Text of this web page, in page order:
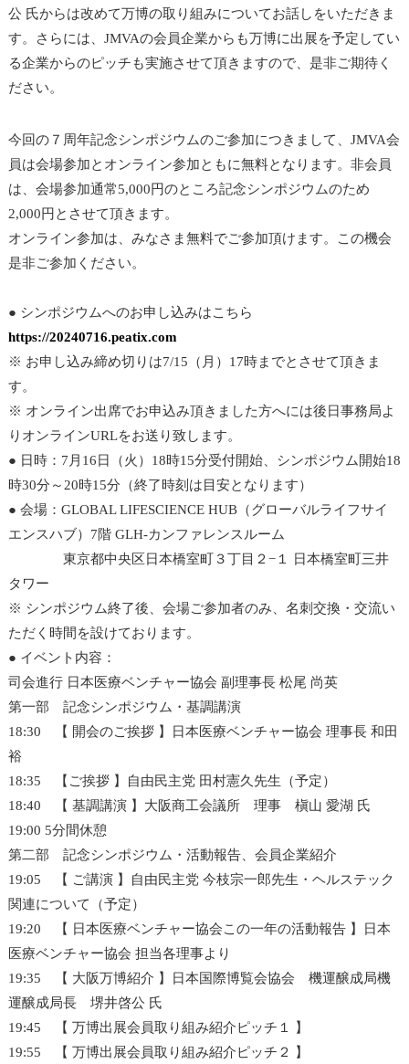
公 氏からは改めて万博の取り組みについてお話しをいただきま
す。さらには、JMVAの会員企業からも万博に出展を予定してい
る企業からのピッチも実施させて頂きますので、是非ご期待く
ださい。
今回の７周年記念シンポジウムのご参加につきまして、JMVA会
員は会場参加とオンライン参加ともに無料となります。非会員
は、会場参加通常5,000円のところ記念シンポジウムのため
2,000円とさせて頂きます。
オンライン参加は、みなさま無料でご参加頂けます。この機会
是非ご参加ください。
● シンポジウムへのお申し込みはこちら
https://20240716.peatix.com
※ お申し込み締め切りは7/15（月）17時までとさせて頂きま
す。
※ オンライン出席でお申込み頂きました方へには後日事務局よ
りオンラインURLをお送り致します。
● 日時：7月16日（火）18時15分受付開始、シンポジウム開始18
時30分～20時15分（終了時刻は目安となります）
● 会場：GLOBAL LIFESCIENCE HUB（グローバルライフサイ
エンスハブ）7階 GLH-カンファレンスルーム
東京都中央区日本橋室町３丁目２−１ 日本橋室町三井
タワー
※ シンポジウム終了後、会場ご参加者のみ、名刺交換・交流い
ただく時間を設けております。
● イベント内容：
司会進行 日本医療ベンチャー協会 副理事長 松尾 尚英
第一部 記念シンポジウム・基調講演
18:30 【 開会のご挨拶 】日本医療ベンチャー協会 理事長 和田
裕
18:35 【ご挨拶 】自由民主党 田村憲久先生（予定）
18:40 【 基調講演 】大阪商工会議所 理事 槇山 愛湖 氏
19:00 5分間休憩
第二部 記念シンポジウム・活動報告、会員企業紹介
19:05 【 ご講演 】自由民主党 今枝宗一郎先生・ヘルステック
関連について（予定）
19:20 【 日本医療ベンチャー協会この一年の活動報告 】日本
医療ベンチャー協会 担当各理事より
19:35 【 大阪万博紹介 】日本国際博覧会協会 機運醸成局機
運醸成局長 堺井啓公 氏
19:45 【 万博出展会員取り組み紹介ピッチ１ 】
19:55 【 万博出展会員取り組み紹介ピッチ２ 】